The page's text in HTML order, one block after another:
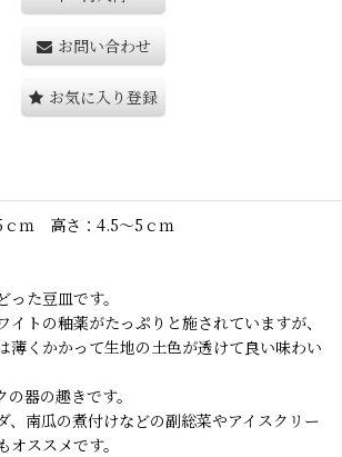
お問い合わせ
お気に入り登録
ｃｍ 高さ：4.5〜5ｃｍ
た豆皿です。
イトの釉薬がたっぷりと施されていますが、
薄くかかって生地の土色が透けて良い味わい
器の趣きです。
、南瓜の煮付けなどの副総菜やアイスクリー
ススメです。